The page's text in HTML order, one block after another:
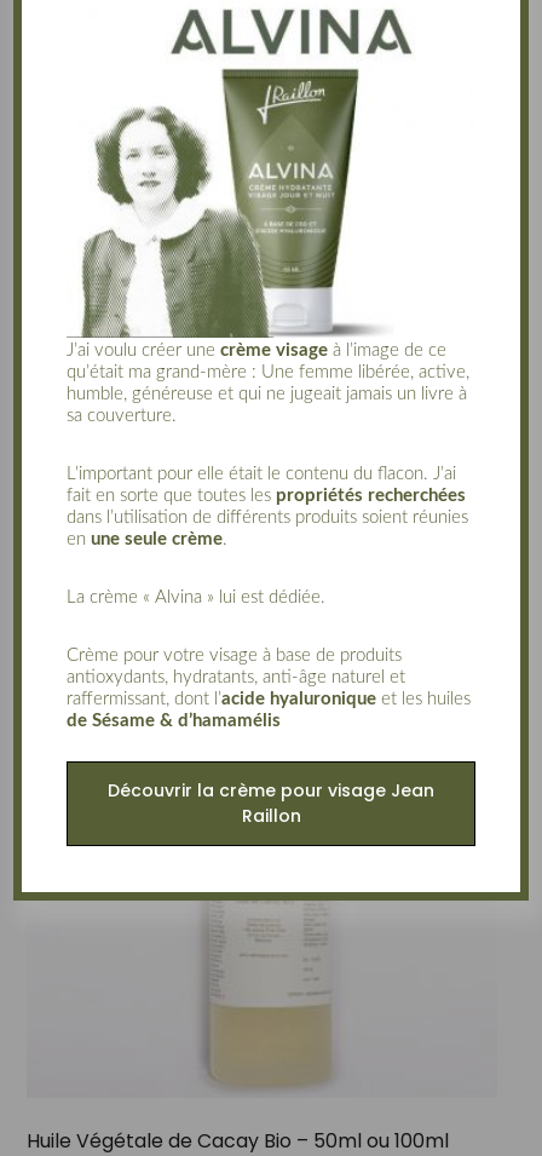
Huile Végétale de Bourrache Bio – 50ml
11,00€
Huile Végétale de Cacay Bio – 50ml ou 100ml
J’ai voulu créer une crème visageà l’image de ce
qu’était ma grand-mère : Une femme libérée, active,
humble, généreuse et qui ne jugeait jamais un livre à
sa couverture.
L’important pour elle était le contenu du flacon. J’ai
fait en sorte que toutes les propriétés recherchées
dans l’utilisation de différents produits soient réunies
en une seule crème.
La crème « Alvina » lui est dédiée.
Crème pour votre visage à base de produits
antioxydants, hydratants, anti-âge naturel et
raffermissant, dont l’acide hyaluroniqueet les huiles
de Sésame & d’hamamélis
Découvrir la crème pour visage Jean
Raillon